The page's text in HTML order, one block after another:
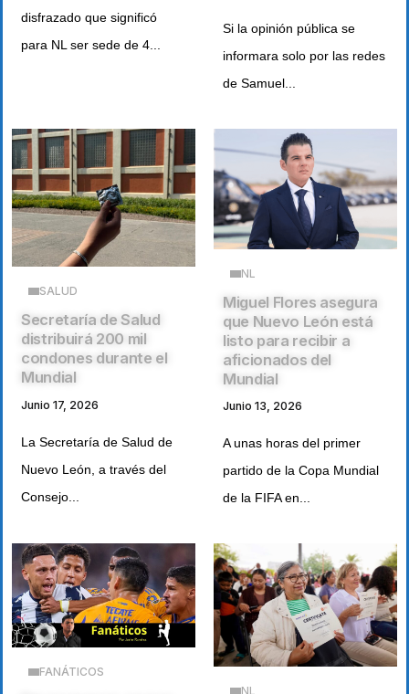
disfrazado que significó
para NL ser sede de 4...
Si la opinión pública se
informara solo por las redes
de Samuel...
SALUD
Secretaría de Salud
distribuirá 200 mil
condones durante el
Mundial
Junio 17, 2026
La Secretaría de Salud de
Nuevo León, a través del
Consejo...
NL
Miguel Flores asegura
que Nuevo León está
listo para recibir a
aficionados del
Mundial
Junio 13, 2026
A unas horas del primer
partido de la Copa Mundial
de la FIFA en...
FANÁTICOS
NL